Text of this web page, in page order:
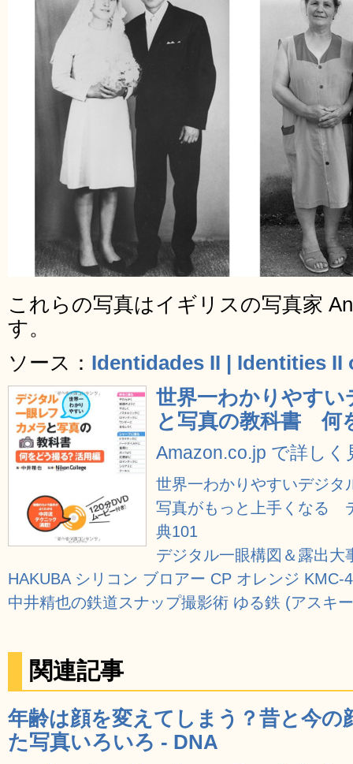
これらの写真はイギリスの写真家
す。
ソース： Identidades II | Identities II
世界一わかりやす
と写真の教科書 何
Amazon.co.jp で詳しく
世界一わかりやすいデジタ
写真がもっと上手くなる
典101
デジタル一眼構図＆露出大
HAKUBA シリコン ブロアー CP オレンジ KMC-
中井精也の鉄道スナップ撮影術 ゆる鉄 (アスキ
関連記事
年齢は顔を変えてしまう？昔と今の
た写真いろいろ - DNA